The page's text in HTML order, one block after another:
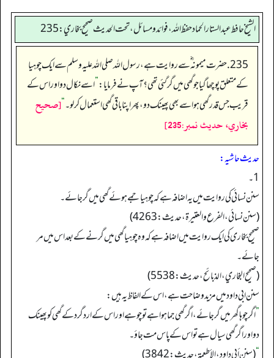
الشيخ حافط عبدالستار الحماد حفظ الله، فوائد و مسائل، تحت الحديث صحيح بخاري:235
235. حضرت میمونہ‬ ؓ س‬ے روایت ہے، رسول اللہ صلی اللہ علیہ وسلم سے ایک چوہیا
کے متعلق پوچھا گیا جو گھی میں گر گئی تھی؟ آپ نے فرمایا:”اسے نکال دو اور اس کے
قریب جس قدر گھی ہو اسے بھی پھینک دو، پھر اپنا باقی گھی استعمال کر لو۔“[صحيح
بخاري، حديث نمبر:235]
حدیث حاشیہ:
1۔
سنن نسائی کی روایت میں یہ اضافہ ہے کہ چوہیا جمے ہوئے گھی میں گرجائے۔
(سنن نسائي، الفرع والعتیرة، حديث: 4263)
صحیح بخاری کی ایک روایت میں اضافہ ہے کہ وہ چوہیا گھی میں گرنے کے بعد اس میں مر
جائے۔
(صحیح البخاري، الذبائح، حدیث: 5538)
سنن ابی داود میں مزید وضاحت ہے، اس کے الفاظ یہ ہیں:
”اگرچوہا گھر میں گرجائے، اگرگھی جما ہوا ہے تو چوہے اور اس کے اردگرد کے گھی کو پھینک
دواور اگرگھی سیال ہے تو اس کے پاس مت جاؤ۔